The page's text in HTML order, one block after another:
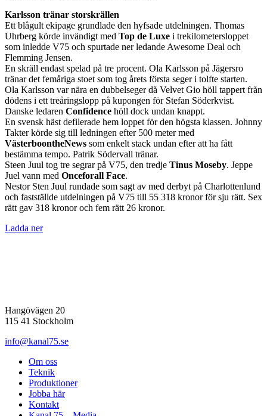
Karlsson tränar storskrällen
Ett blågult ekipage grundlade den hyfsade utdelningen. Thomas
Uhrberg körde invändigt med Top de Luxe i trekilometersloppet
som inledde V75 och spurtade ner ledande Awesome Deal och
Flemming Jensen.
En skräll endast spelad på tre procent. Ola Karlsson på Jägersro
tränar det femåriga stoet som tog årets första seger i tolfte starten.
Ola Karlsson var nära en dubbelseger då Velvet Gio höll tappert från
dödens i ett treåringslopp på kupongen för Stefan Söderkvist.
Danske ledaren Confidence höll dock undan knappt.
En svensk häst defilerade hem loppet för den högsta klassen. Johnny
Takter körde sig till ledningen efter 500 meter med
VästerboontheNews som enkelt stack undan efter att ha fått
bestämma tempo. Patrik Södervall tränar.
Steen Juul tog tre segrar på V75, den tredje Tinus Moseby. Jeppe
Juel vann med Onceforall Face.
Nestor Sten Juul rundade som sagt av med derbyt på Charlottenlund
och fastställde utdelningen på V75 till 55 318 kronor för sju rätt. Sex
rätt gav 318 kronor och fem rätt 26 kronor.
Ladda ner
Hangövägen 20
115 41 Stockholm
info@kanal75.se
Om oss
Teknik
Produktioner
Jobba här
Kontakt